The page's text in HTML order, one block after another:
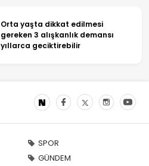
Orta yaşta dikkat edilmesi
gereken 3 alışkanlık demansı
yıllarca geciktirebilir
SPOR
GÜNDEM